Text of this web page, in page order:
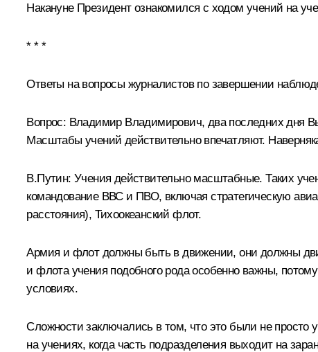
Накануне Президент ознакомился с ходом учений на
* * *
Ответы на вопросы журналистов по завершении
Вопрос: Владимир Владимирович, два последних дня
Масштабы учений действительно впечатляют.
В.Путин: Учения действительно масштабные. Таких
командование ВВС и ПВО, включая стратегическую
расстояния), Тихоокеанский флот.
Армия и флот должны быть в движении, они должны
и флота учения подобного рода особенно важны,
условиях.
Сложности заключались в том, что это были не просто
на учениях, когда часть подразделения выходит на